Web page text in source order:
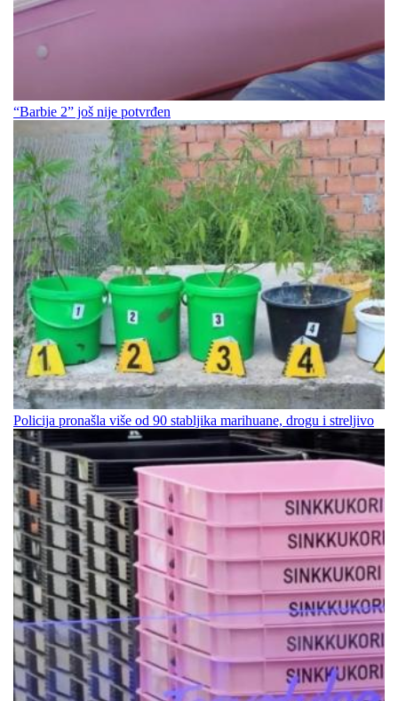
“Barbie 2” još nije potvrđen
Policija pronašla više od 90 stabljika marihuane, drogu i streljivo